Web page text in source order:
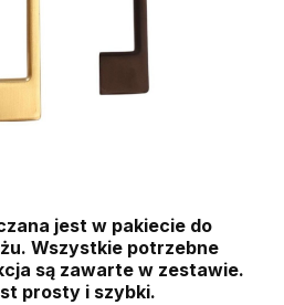
jest w pakiecie do
Wszystkie potrzebne
są zawarte w zestawie.
prosty i szybki.